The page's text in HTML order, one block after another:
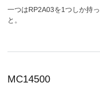
一つはRP2A03を1つしか持
と。
MC14500